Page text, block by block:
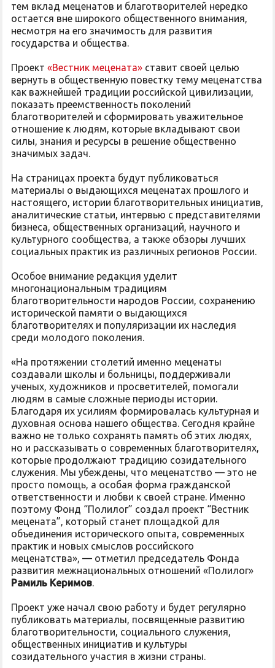
тем вклад меценатов и благотворителей нередко
остается вне широкого общественного внимания,
несмотря на его значимость для развития
государства и общества.
Проект «Вестник мецената» ставит своей целью
вернуть в общественную повестку тему меценатства
как важнейшей традиции российской цивилизации,
показать преемственность поколений
благотворителей и сформировать уважительное
отношение к людям, которые вкладывают свои
силы, знания и ресурсы в решение общественно
значимых задач.
На страницах проекта будут публиковаться
материалы о выдающихся меценатах прошлого и
настоящего, истории благотворительных инициатив,
аналитические статьи, интервью с представителями
бизнеса, общественных организаций, научного и
культурного сообщества, а также обзоры лучших
социальных практик из различных регионов России.
Особое внимание редакция уделит
многонациональным традициям
благотворительности народов России, сохранению
исторической памяти о выдающихся
благотворителях и популяризации их наследия
среди молодого поколения.
«На протяжении столетий именно меценаты
создавали школы и больницы, поддерживали
ученых, художников и просветителей, помогали
людям в самые сложные периоды истории.
Благодаря их усилиям формировалась культурная и
духовная основа нашего общества. Сегодня крайне
важно не только сохранять память об этих людях,
но и рассказывать о современных благотворителях,
которые продолжают традицию созидательного
служения. Мы убеждены, что меценатство — это не
просто помощь, а особая форма гражданской
ответственности и любви к своей стране. Именно
поэтому Фонд “Полилог” создал проект “Вестник
мецената”, который станет площадкой для
объединения исторического опыта, современных
практик и новых смыслов российского
меценатства», — отметил председатель Фонда
развития межнациональных отношений «Полилог»
Рамиль Керимов.
Проект уже начал свою работу и будет регулярно
публиковать материалы, посвященные развитию
благотворительности, социального служения,
общественных инициатив и культуры
созидательного участия в жизни страны.